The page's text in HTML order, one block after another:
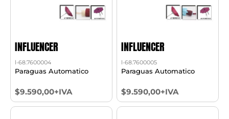
INFLUENCER
l-68.7600004
Paraguas Automatico
$9.590,00+IVA
INFLUENCER
l-68.7600005
Paraguas Automatico
$9.590,00+IVA